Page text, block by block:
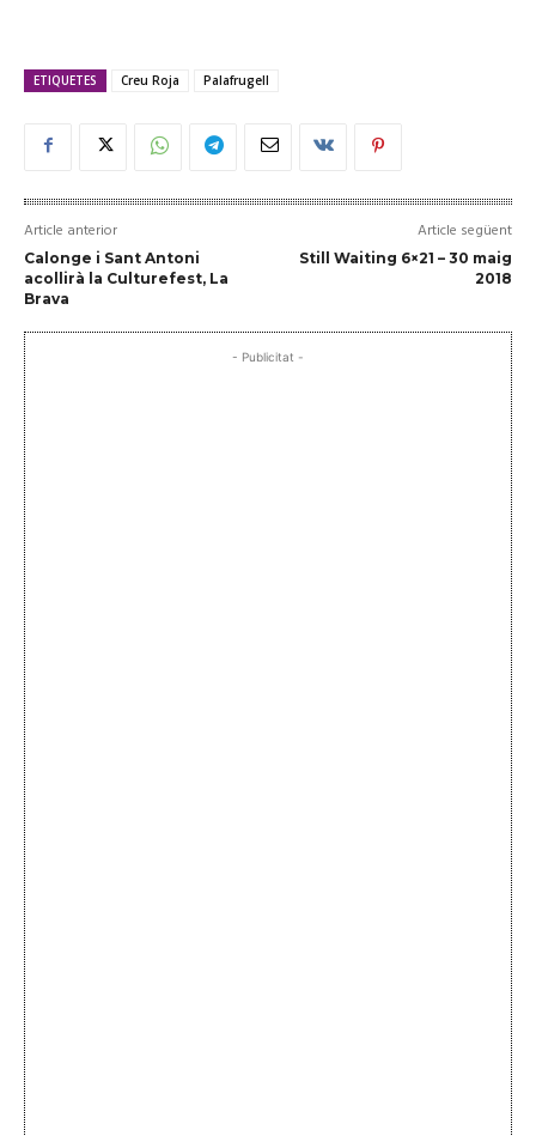
ETIQUETES Creu Roja Palafrugell
Article anterior
Calonge i Sant Antoni
acollirà la Culturefest, La
Brava
Article següent
Still Waiting 6×21 – 30 maig
2018
- Publicitat -